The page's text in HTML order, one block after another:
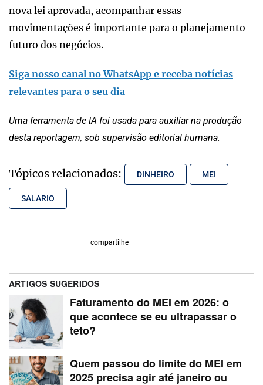
nova lei aprovada, acompanhar essas
movimentações é importante para o planejamento
futuro dos negócios.
Siga nosso canal no WhatsApp e receba notícias
relevantes para o seu dia
Uma ferramenta de IA foi usada para auxiliar na produção
desta reportagem, sob supervisão editorial humana.
Tópicos relacionados: DINHEIRO MEI
SALARIO
compartilhe